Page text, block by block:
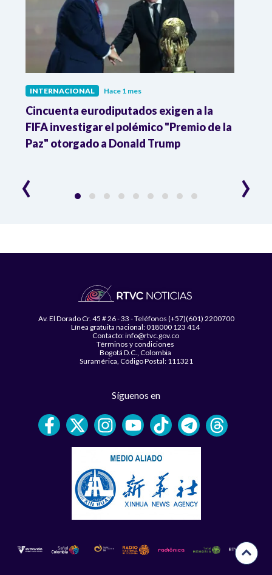
INTERNACIONAL Hace 1 mes
Cincuenta eurodiputados exigen a la
FIFA investigar el polémico "Premio de la
Paz" otorgado a Donald Trump
‹ ›
Av. El Dorado Cr. 45 # 26 - 33 - Teléfonos (+57)(601) 2200700
Línea gratuita nacional: 018000 123 414
Contacto: info@rtvc.gov.co
Términos y condiciones
Bogotá D.C., Colombia
Suramérica, Código Postal: 111321
Síguenos en